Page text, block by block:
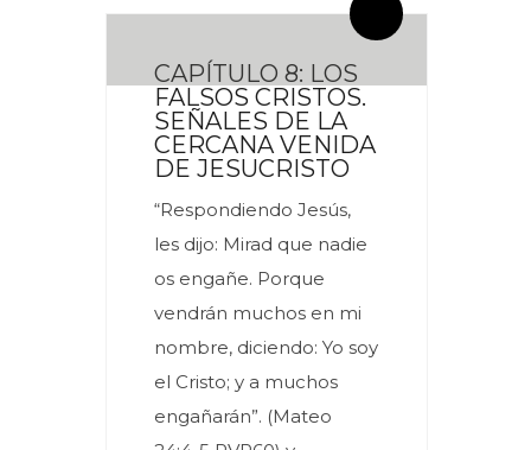
CAPÍTULO 8: LOS
FALSOS CRISTOS.
SEÑALES DE LA
CERCANA VENIDA
DE JESUCRISTO
“Respondiendo Jesús,
les dijo: Mirad que nadie
os engañe. Porque
vendrán muchos en mi
nombre, diciendo: Yo soy
el Cristo; y a muchos
engañarán”. (Mateo